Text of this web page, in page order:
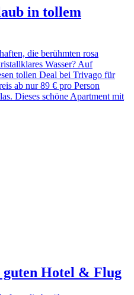
in tollem
die berühmten rosa
Wasser? Auf
tollen Deal bei Trivago für
ab nur 89 € pro Person
Dieses schöne Apartment mit
guten Hotel & Flug